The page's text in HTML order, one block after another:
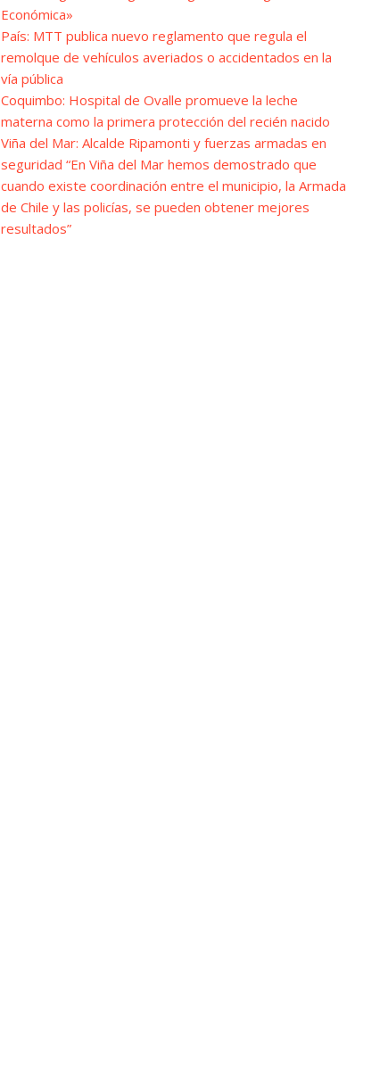
Económica»
País: MTT publica nuevo reglamento que regula el
remolque de vehículos averiados o accidentados en la
vía pública
Coquimbo: Hospital de Ovalle promueve la leche
materna como la primera protección del recién nacido
Viña del Mar: Alcalde Ripamonti y fuerzas armadas en
seguridad “En Viña del Mar hemos demostrado que
cuando existe coordinación entre el municipio, la Armada
de Chile y las policías, se pueden obtener mejores
resultados”